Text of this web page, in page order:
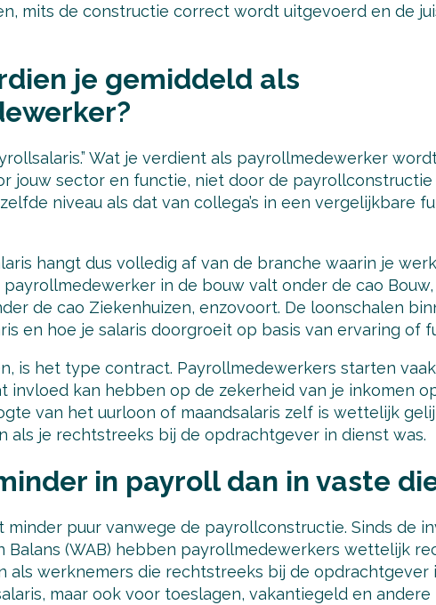
mits de constructie correct wordt uitgevoerd en de
je gemiddeld als
Wat je verdient als payrollmedewerker
jouw sector en functie, niet door de payrollconstructie
niveau als dat van collega’s in een vergelijkbare
hangt dus volledig af van de branche waarin je
in de bouw valt onder de cao
de cao Ziekenhuizen, enzovoort. De loonschalen
en hoe je salaris doorgroeit op basis van ervaring of
is het type contract. Payrollmedewerkers starten
invloed kan hebben op de zekerheid van je inkomen
van het uurloon of maandsalaris zelf is wettelijk
als je rechtstreeks bij de opdrachtgever in dienst was.
in payroll dan in vaste
minder puur vanwege de payrollconstructie. Sinds de
Balans (WAB) hebben payrollmedewerkers wettelijk
als werknemers die rechtstreeks bij de opdrachtgever
maar ook voor toeslagen, vakantiegeld en andere